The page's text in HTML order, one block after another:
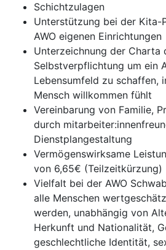
Schichtzulagen
Unterstützung bei der Kita-
AWO eigenen Einrichtungen
Unterzeichnung der Charta
Selbstverpflichtung um ein
Lebensumfeld zu schaffen,
Mensch willkommen fühlt
Vereinbarung von Familie,
durch
Dienstplangestaltung
Vermögenswirksame
von 6,65€ (Teilzeitkürzung)
Vielfalt bei der AWO
alle Menschen
werden, unabhängig von
Herkunft und Nationalität,
geschlechtliche Identität,